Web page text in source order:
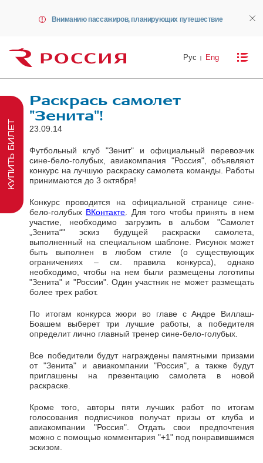
Вниманию пассажиров, планирующих путешествие
Рус Eng
Раскрась самолет
"Зенита"!
23.09.14
Футбольный клуб "Зенит" и официальный перевозчик
сине-бело-голубых, авиакомпания "Россия", объявляют
конкурс на лучшую раскраску самолета команды. Работы
принимаются до 3 октября!
Конкурс проводится на официальной странице сине-
бело-голубых ВКонтакте . Для того чтобы принять в нем
участие, необходимо загрузить в альбом "Самолет
„Зенита“" эскиз будущей раскраски самолета,
выполненный на специальном шаблоне. Рисунок может
быть выполнен в любом стиле (о существующих
ограничениях – см. правила конкурса), однако
необходимо, чтобы на нем были размещены логотипы
"Зенита" и "России". Один участник не может размещать
более трех работ.
По итогам конкурса жюри во главе с Андре Виллаш-
Боашем выберет три лучшие работы, а победителя
определит лично главный тренер сине-бело-голубых.
Все победители будут награждены памятными призами
от "Зенита" и авиакомпании "Россия", а также будут
приглашены на презентацию самолета в новой
раскраске.
Кроме того, авторы пяти лучших работ по итогам
голосования подписчиков получат призы от клуба и
авиакомпании "Россия". Отдать свои предпочтения
можно с помощью комментария "+1" под понравившимся
эскизом.
КУПИТЬ БИЛЕТ